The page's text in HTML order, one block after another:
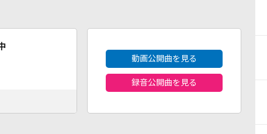
動画公開曲を見る
録音公開曲を見る